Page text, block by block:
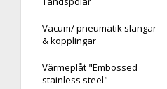
Vacum/ pneumatik slangar
& kopplingar
Värmeplåt "Embossed
stainless steel"